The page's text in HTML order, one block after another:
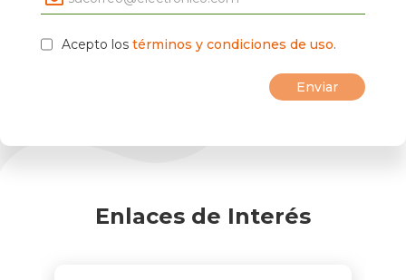
Acepto los términos y condiciones de uso.
Enlaces de Interés